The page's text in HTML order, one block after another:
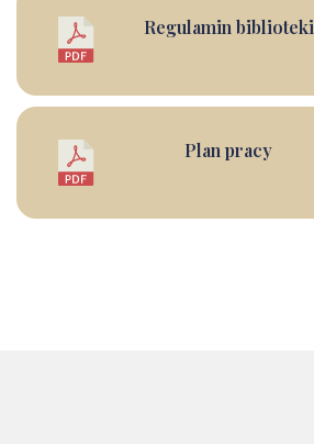
Regulamin biblioteki
Plan pracy